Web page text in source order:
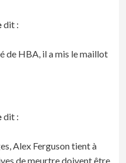
dit :
de HBA, il a mis le maillot
dit :
Alex Ferguson tient à
de meurtre doivent être